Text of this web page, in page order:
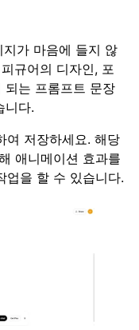
지가 마음에 들지 않
규어의 디자인, 포
되는 프롬프트 문장
니다.
여 저장하세요. 해당
애니메이션 효과를
업을 할 수 있습니다.